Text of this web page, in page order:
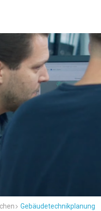
Gebäudetechnikplanung